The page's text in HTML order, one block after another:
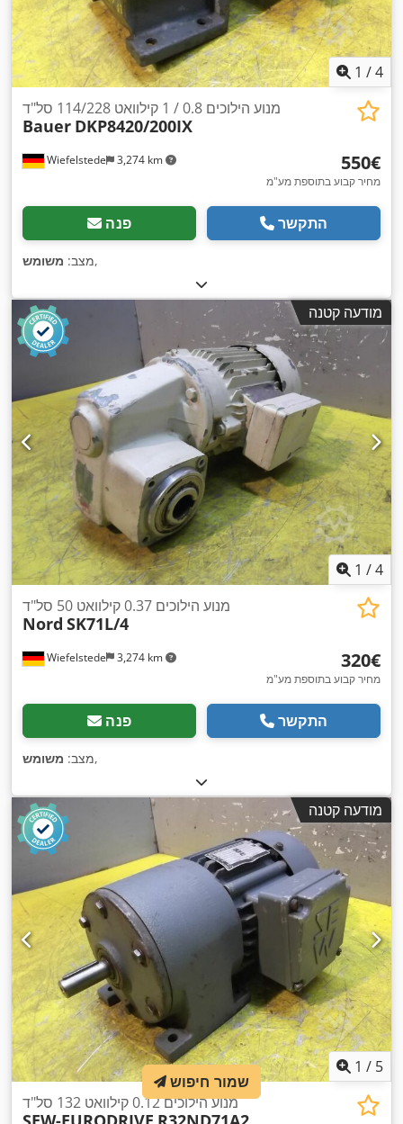
1 /4
Wiefelstede 3,274 km
מנוע הילוכים 0.8 / 1 קילוואט 114/228 סל"ד
Bauer DKP8420/200IX
‏550 ‏€
מחיר קבוע בתוספת מע"מ
פנה התקשר
מצב: משומש ,
מודעה קטנה
1 /4
Wiefelstede 3,274 km
מנוע הילוכים 0.37 קילוואט 50 סל"ד
Nord SK71L/4
‏320 ‏€
מחיר קבוע בתוספת מע"מ
פנה התקשר
מצב: משומש ,
מודעה קטנה
1 / 5
מנוע הילוכים 0.12 קילוואט 132 סל"ד
שמור חיפוש